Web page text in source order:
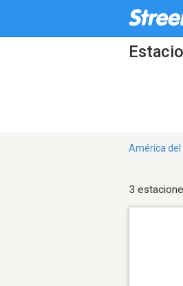
América del
3